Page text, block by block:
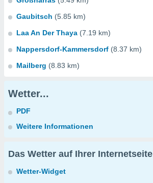
Gaubitsch (5.85 km)
Laa An Der Thaya (7.19 km)
Nappersdorf-Kammersdorf (8.37 km)
Mailberg (8.83 km)
Wetter...
PDF
Weitere Informationen
Das Wetter auf Ihrer Internetseite
Wetter-Widget